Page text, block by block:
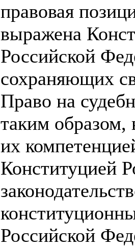
правовая
выражена
Российской
сохраняющих
Право на
таким образом,
их
Конституцией
Российской